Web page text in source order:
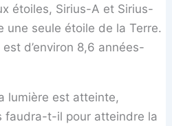
étoiles, Sirius-A et Sirius-
une seule étoile de la Terre.
d’environ 8,6 années-
lumière est atteinte,
faudra-t-il pour atteindre la